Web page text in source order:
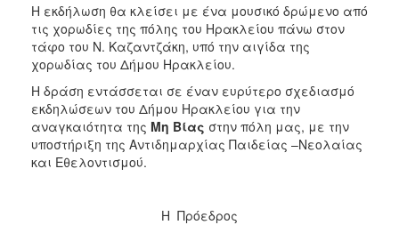
Η εκδήλωση θα κλείσει με ένα μουσικό δρώμενο από
τις χορωδίες της πόλης του Ηρακλείου πάνω στον
τάφο του Ν. Καζαντζάκη, υπό την αιγίδα της
χορωδίας του Δήμου Ηρακλείου.
Η δράση εντάσσεται σε έναν ευρύτερο σχεδιασμό
εκδηλώσεων του Δήμου Ηρακλείου για την
αναγκαιότητα της Μη Βίας στην πόλη μας, με την
υποστήριξη της Αντιδημαρχίας Παιδείας –Νεολαίας
και Εθελοντισμού.
Η Πρόεδρος